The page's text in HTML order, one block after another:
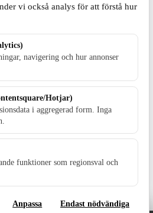
grundat 1991 som sedan 2002 ger
2010 lanserades Värnamo.nu. Från
tre kommuner: Gnosjö,
Vaggeryds kommun.
1, 568 92 Skillingaryd
vi också analys för att förstå hur
navigering och hur annonser
Hotjar)
i aggregerad form. Inga
funktioner som regionsval och
Anpassa Endast nödvändiga